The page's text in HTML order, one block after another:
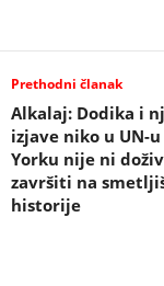
Prethodni članak
Alkalaj: Dodika i
izjave niko u UN-
Yorku nije ni
završiti na
historije